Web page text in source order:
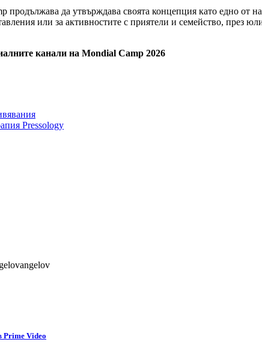
продължава да утвърждава своята концепция като едно от
или за активностите с приятели и семейство, през
канали на Mondial Camp 2026
Pressology
Prime Video